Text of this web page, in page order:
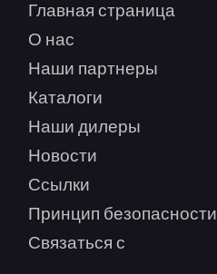
Главная страница
О нас
Наши партнеры
Каталоги
Наши дилеры
Новости
Ссылки
Принцип безопасности
Связаться с